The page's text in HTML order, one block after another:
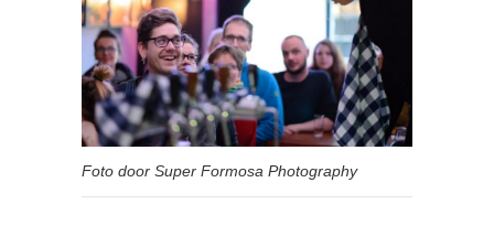
Foto door Super Formosa Photography